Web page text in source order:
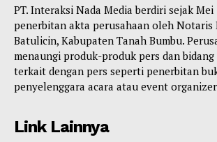
PT. Interaksi Nada Media berdiri sejak
penerbitan akta perusahaan oleh Notaris
Batulicin, Kabupaten Tanah Bumbu.
menaungi produk-produk pers dan bidang
terkait dengan pers seperti penerbitan
penyelenggara acara atau event
Link Lainnya